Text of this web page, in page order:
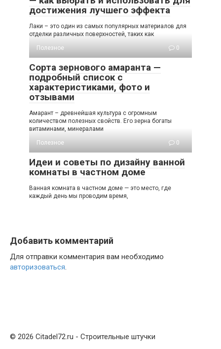
достижения лучшего эффекта
Лаки – это один из самых популярных материалов для
отделки различных поверхностей, таких как
Полезное
0
Сорта зернового амаранта —
подробный список с
характеристиками, фото и
отзывами
Амарант – древнейшая культура с огромным
количеством полезных свойств. Его зерна богаты
витаминами, минералами
Полезное
0
Идеи и советы по дизайну ванной
комнаты в частном доме
Ванная комната в частном доме — это место, где
каждый день мы проводим время,
Добавить комментарий
Для отправки комментария вам необходимо
авторизоваться.
© 2026 Citadel72.ru - Строительные штучки